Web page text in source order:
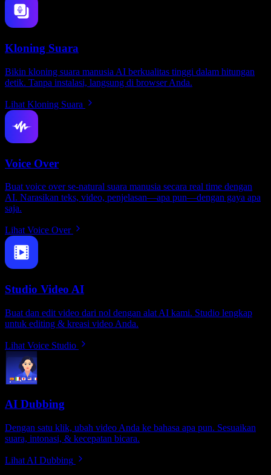
Kloning Suara
Bikin kloning suara manusia AI berkualitas tinggi dalam hitungan
detik. Tanpa instalasi, langsung di browser Anda.
Lihat Kloning Suara
Voice Over
Buat voice over se-natural suara manusia secara real time dengan
AI. Narasikan teks, video, penjelasan—apa pun—dengan gaya apa
saja.
Lihat Voice Over
Studio Video AI
Buat dan edit video dari nol dengan alat AI kami. Studio lengkap
untuk editing & kreasi video Anda.
Lihat Voice Studio
AI Dubbing
Dengan satu klik, ubah video Anda ke bahasa apa pun. Sesuaikan
suara, intonasi, & kecepatan bicara.
Lihat AI Dubbing